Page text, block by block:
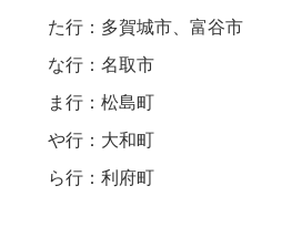
た行：多賀城市、富谷市
な行：名取市
ま行：松島町
や行：大和町
ら行：利府町